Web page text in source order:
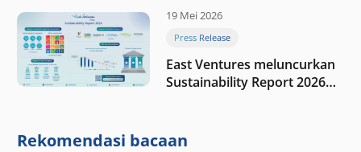
19 Mei 2026
Press Release
East Ventures meluncurkan
Sustainability Report 2026
nilai melalui kedisiplinan”
Rekomendasi bacaan